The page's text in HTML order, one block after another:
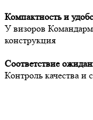
Компактность и
У визоров
конструкция
Соответствие
Контроль качества и